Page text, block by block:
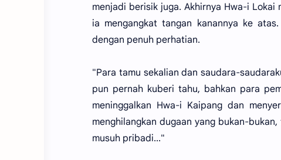
menjadi berisik juga. Akhirnya Hwa-i Lokai
ia mengangkat tangan kanannya ke
dengan penuh perhatian.
"Para tamu sekalian dan saudara-
pun pernah kuberi tahu, bahkan para
meninggalkan Hwa-i Kaipang dan
menghilangkan dugaan yang bukan-
musuh pribadi..."